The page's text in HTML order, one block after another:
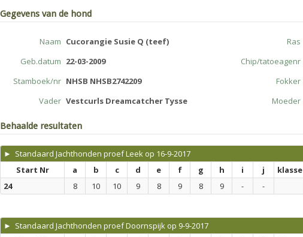
Gegevens van de hond
Naam Cucorangie Susie Q (teef) Ras
Geb.datum 22-03-2009 Chip/tatoeagenr
Stamboek/nr NHSB NHSB2742209 Fokker
Vader Vestcurls Dreamcatcher Tysse Moeder
Behaalde resultaten
► Standaard Jachthonden proef Leek op 16-9-2017
Start Nr
a b c d e f g h i j klasse
24
8 10 10 9 8 9 8 9 - -
► Standaard Jachthonden proef Doornspijk op 9-9-2017